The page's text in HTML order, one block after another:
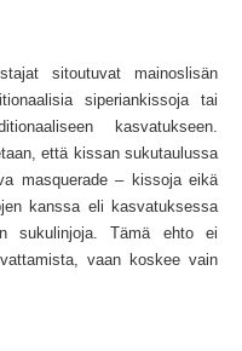
sitoutuvat mainoslisän
siperiankissoja tai
kasvatukseen.
että kissan sukutaulussa
masquerade – kissoja eikä
kanssa eli kasvatuksessa
sukulinjoja. Tämä ehto ei
vaan koskee vain